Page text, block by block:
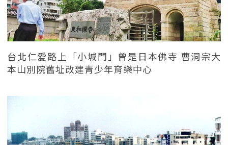
台北仁愛路上「小城門」曾是日本佛寺 曹洞宗大
本山別院舊址改建青少年育樂中心